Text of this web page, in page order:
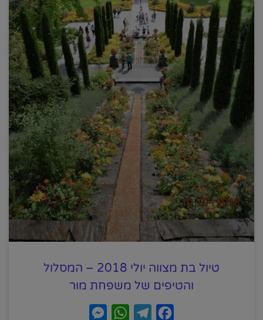
טיול בת מצווה יולי 2018 – המסלול
והטיפים של משפחת מור
W